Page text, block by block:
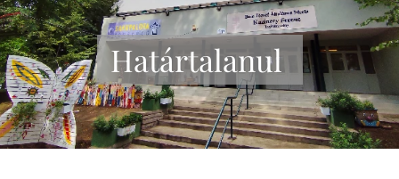
Határtalanul